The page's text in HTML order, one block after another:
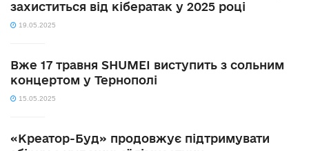
захиститься від кібератак у 2025 році
19.05.2025
Вже 17 травня SHUMEI виступить з сольним
концертом у Тернополі
15.05.2025
«Креатор-Буд» продовжує підтримувати